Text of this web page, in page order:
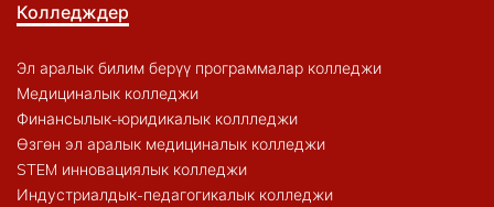
Колледждер
Эл аралык билим берүү программалар колледжи
Медициналык колледжи
Финансылык-юридикалык коллледжи
Өзгөн эл аралык медициналык колледжи
STEM инновациялык колледжи
Индустриалдык-педагогикалык колледжи